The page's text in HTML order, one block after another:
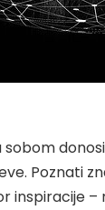
Poznati
inspiracije –